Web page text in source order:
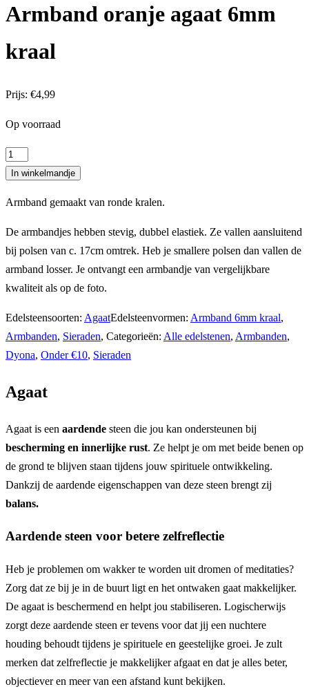
Armband oranje agaat 6mm
kraal
Prijs: €4,99
Op voorraad
Armband
oranje
6mm
kraal
aantal
In winkelmandje
Armband gemaakt van ronde kralen.
De armbandjes hebben stevig, dubbel elastiek. Ze vallen aansluitend
bij polsen van c. 17cm omtrek. Heb je smallere polsen dan vallen de
armband losser. Je ontvangt een armbandje van vergelijkbare
kwaliteit als op de foto.
Edelsteensoorten: AgaatEdelsteenvormen: Armband 6mm kraal,
Armbanden, Sieraden, Categorieën: Alle edelstenen, Armbanden,
Dyona, Onder €10, Sieraden
Agaat
Agaat is een aardende steen die jou kan ondersteunen bij
bescherming en innerlijke rust. Ze helpt je om met beide benen op
de grond te blijven staan tijdens jouw spirituele ontwikkeling.
Dankzij de aardende eigenschappen van deze steen brengt zij
balans.
Aardende steen voor betere zelfreflectie
Heb je problemen om wakker te worden uit dromen of meditaties?
Zorg dat ze bij je in de buurt ligt en het ontwaken gaat makkelijker.
De agaat is beschermend en helpt jou stabiliseren. Logischerwijs
zorgt deze aardende steen er tevens voor dat jij een nuchtere
houding behoudt tijdens je spirituele en geestelijke groei. Je zult
merken dat zelfreflectie je makkelijker afgaat en dat je alles beter,
objectiever en meer van een afstand kunt bekijken.